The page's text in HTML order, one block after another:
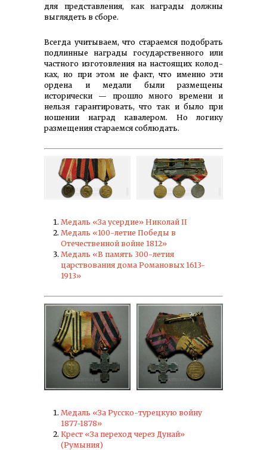
для представления, как награды должны
выглядеть в сборе.
Всегда учитываем, что стараемся подобрать
подлинные награды государ­ственного или
частного изго­товления на настоящих колод­
ках, но при этом не факт, что именно эти
ордена и медали были размещены
исторически — прошло много времени и
нельзя гаран­тировать, что так и было при
ношении наград кавалером. Но логику
размещения стараемся соблюдать.
Медаль «За усердие» Николай II
Медаль «100-летие Победы в
Отечественной войне 1812»
Медаль «В память 300-летия
царствования дома Романовых 1613-
1913»
Медаль «За Русско-турецкую войну
1877-1878»
Крест «За переход через Дунай»
(Румыния)